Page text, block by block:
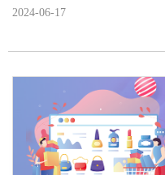
2024-06-17